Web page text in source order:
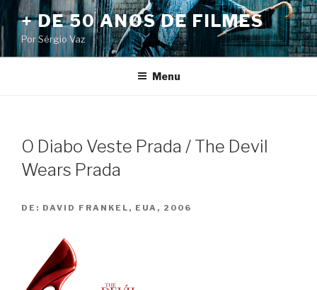
Pular
para
o
conteúdo
+ DE 50 ANOS DE FILMES
Por Sérgio Vaz
Menu
O Diabo Veste Prada / The Devil
Wears Prada
DE: DAVID FRANKEL, EUA, 2006